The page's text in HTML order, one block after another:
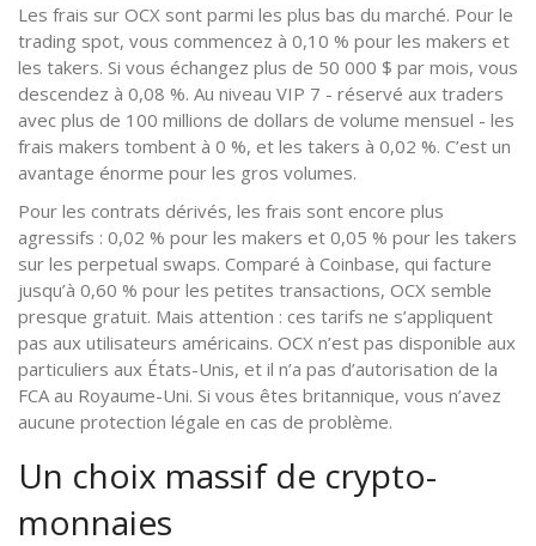
Les frais sur OCX sont parmi les plus bas du marché. Pour le
trading spot, vous commencez à 0,10 % pour les makers et
les takers. Si vous échangez plus de 50 000 $ par mois, vous
descendez à 0,08 %. Au niveau VIP 7 - réservé aux traders
avec plus de 100 millions de dollars de volume mensuel - les
frais makers tombent à 0 %, et les takers à 0,02 %. C’est un
avantage énorme pour les gros volumes.
Pour les contrats dérivés, les frais sont encore plus
agressifs : 0,02 % pour les makers et 0,05 % pour les takers
sur les perpetual swaps. Comparé à Coinbase, qui facture
jusqu’à 0,60 % pour les petites transactions, OCX semble
presque gratuit. Mais attention : ces tarifs ne s’appliquent
pas aux utilisateurs américains. OCX n’est pas disponible aux
particuliers aux États-Unis, et il n’a pas d’autorisation de la
FCA au Royaume-Uni. Si vous êtes britannique, vous n’avez
aucune protection légale en cas de problème.
Un choix massif de crypto-
monnaies